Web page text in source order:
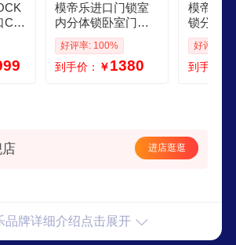
CLI
用
寸
模帝乐进口门锁室
内分体锁卧室门银
色木门门把手家用
全铜套装锁具 陨石
灰套装0666680mm
好评率: 100%
到手价： ￥1380
模帝乐
锁分体
门木门
具套装
配wudi
好评率:
到手价：
进店逛逛
品牌详细介绍点击展开